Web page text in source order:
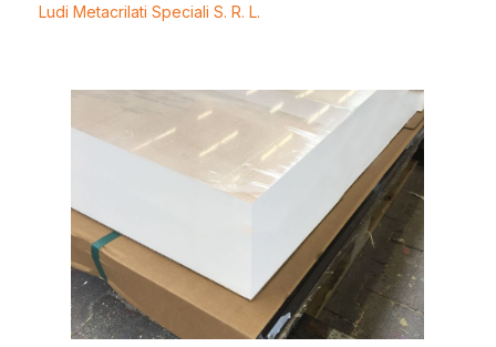
Ludi Metacrilati Speciali S. R. L.